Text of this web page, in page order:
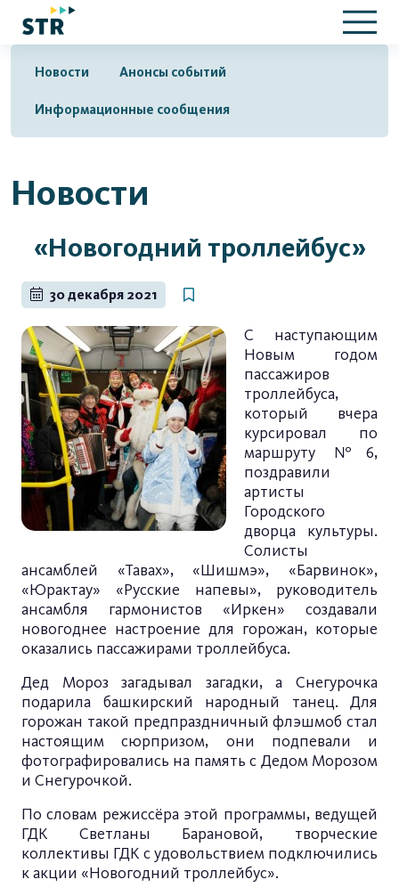
Новости Анонсы событий
Информационные сообщения
Новости
«Новогодний троллейбус»
30 декабря 2021
С наступающим
Новым годом
пассажиров
троллейбуса,
который вчера
курсировал по
маршруту №6,
поздравили
артисты
Городского
дворца культуры.
Солисты
ансамблей «Тавах», «Шишмэ», «Барвинок»,
«Юрактау» «Русские напевы», руководитель
ансамбля гармонистов «Иркен» создавали
новогоднее настроение для горожан, которые
оказались пассажирами троллейбуса.
Дед Мороз загадывал загадки, а Снегурочка
подарила башкирский народный танец. Для
горожан такой предпраздничный флэшмоб стал
настоящим сюрпризом, они подпевали и
фотографировались на память с Дедом Морозом
и Снегурочкой.
По словам режиссёра этой программы, ведущей
ГДК Светланы Барановой, творческие
коллективы ГДК с удовольствием подключились
к акции «Новогодний троллейбус».